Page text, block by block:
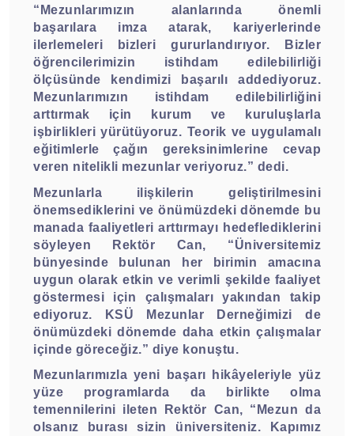
“Mezunlarımızın alanlarında önemli
başarılara imza atarak, kariyerlerinde
ilerlemeleri bizleri gururlandırıyor. Bizler
öğrencilerimizin istihdam edilebilirliği
ölçüsünde kendimizi başarılı addediyoruz.
Mezunlarımızın istihdam edilebilirliğini
arttırmak için kurum ve kuruluşlarla
işbirlikleri yürütüyoruz. Teorik ve uygulamalı
eğitimlerle çağın gereksinimlerine cevap
veren nitelikli mezunlar veriyoruz.” dedi.
Mezunlarla ilişkilerin geliştirilmesini
önemsediklerini ve önümüzdeki dönemde bu
manada faaliyetleri arttırmayı hedeflediklerini
söyleyen Rektör Can, “Üniversitemiz
bünyesinde bulunan her birimin amacına
uygun olarak etkin ve verimli şekilde faaliyet
göstermesi için çalışmaları yakından takip
ediyoruz. KSÜ Mezunlar Derneğimizi de
önümüzdeki dönemde daha etkin çalışmalar
içinde göreceğiz.” diye konuştu.
Mezunlarımızla yeni başarı hikâyeleriyle yüz
yüze programlarda da birlikte olma
temennilerini ileten Rektör Can, “Mezun da
olsanız burası sizin üniversiteniz. Kapımız